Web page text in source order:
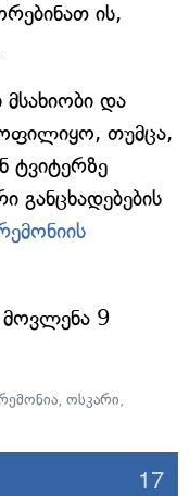
ის,
და
თუმცა,
ტვიტერზე
განცხადებების
მოვლენა 9
, ოსკარი,
17